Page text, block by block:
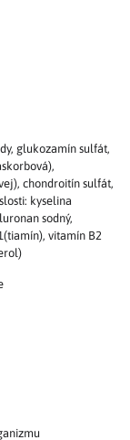
glukozamín sulfát,
chondroitín sulfát,
kyselina
sodný,
vitamín B2